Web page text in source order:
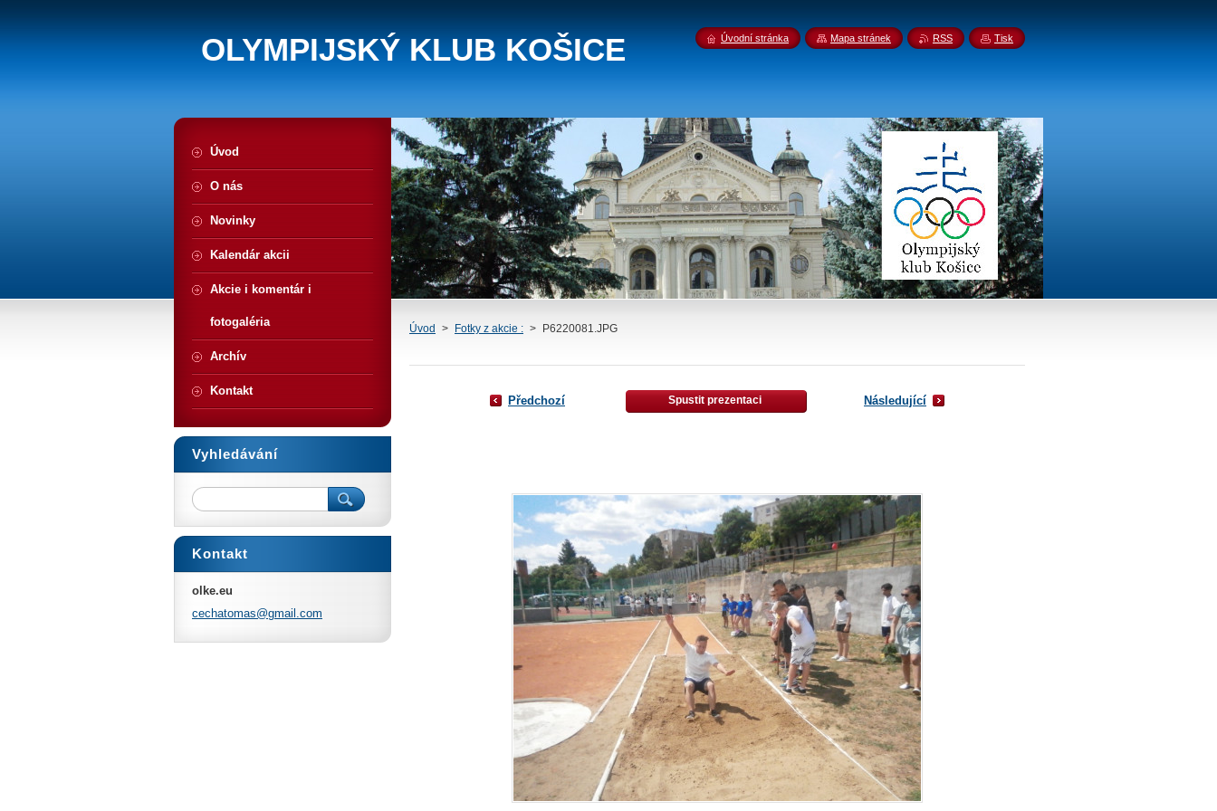
OLYMPIJSKÝ KLUB KOŠICE
Úvod > Fotky z akcie : > P6220081.JPG
Předchozí Spustit prezentaci Následující
Úvod
O nás
Novinky
Kalendár akcii
Akcie i komentár i
fotogaléria
Archív
Kontakt
Vyhledávání
Kontakt
olke.eu
cechatomas@gmail .com
Úvodní stránka Mapa stránek RSS Tisk